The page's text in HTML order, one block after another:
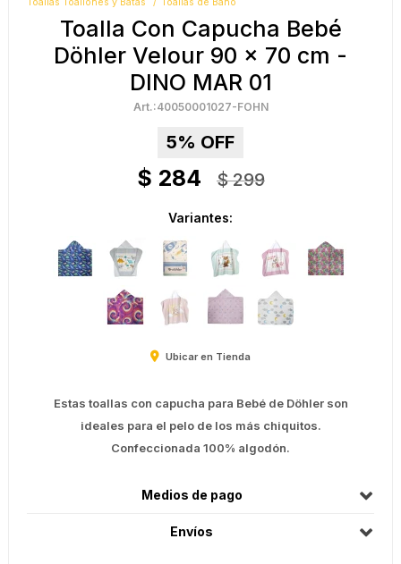
Toallas Toallones y Batas Toallas de Baño
Toalla Con Capucha Bebé
Döhler Velour 90 x 70 cm -
DINO MAR 01
40050001027-FOHN
5
$ 284 $ 299
Variantes:
Ubicar en Tienda
Estas toallas con capucha para Bebé de Döhler son
ideales para el pelo de los más chiquitos.
Confeccionada 100% algodón.
Medios de pago
Envíos